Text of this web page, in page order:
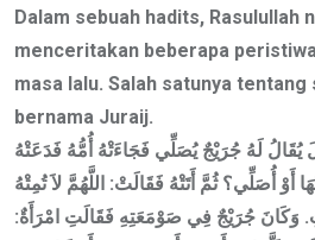
Dalam sebuah hadits, Rasulullah
menceritakan beberapa
masa lalu. Salah satunya
bernama Juraij.
لَهُ جُرَيْجٌ يُصَلِّي فَجَاءَتْهُ أُمُّهُ فَدَعَتْهُ
أَوْ أُصَلِّي؟ ثُمَّ أَتَتْهُ فَقَالَتْ: اللَّهُمَّ لاَ تُمِتْهُ
وَكَانَ جُرَيْجٌ فِي صَوْمَعَتِهِ فَقَالَتِ امْرَأَةٌ: